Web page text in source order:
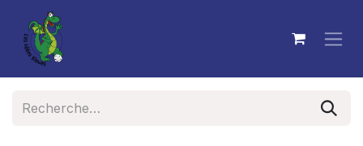
Se rendre au contenu